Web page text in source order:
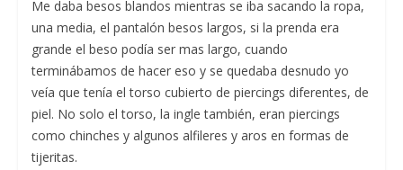
Me daba besos blandos mientras se iba sacando la ropa,
una media, el pantalón besos largos, si la prenda era
grande el beso podía ser mas largo, cuando
terminábamos de hacer eso y se quedaba desnudo yo
veía que tenía el torso cubierto de piercings diferentes, de
piel. No solo el torso, la ingle también, eran piercings
como chinches y algunos alfileres y aros en formas de
tijeritas.